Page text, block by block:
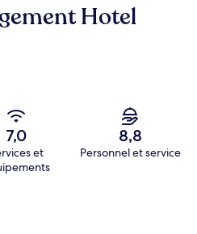
Hotel
7,0
et
8,8
Personnel et service